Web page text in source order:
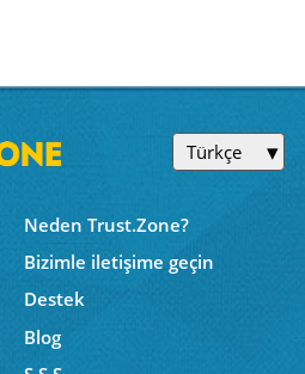
Türkçe
Neden Trust.Zone?
Bizimle iletişime geçin
Destek
Blog